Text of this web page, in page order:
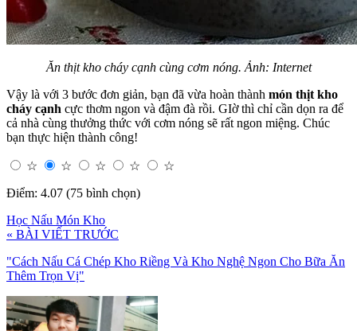
Ăn thịt kho cháy cạnh cùng cơm nóng. Ảnh: Internet
Vậy là với 3 bước đơn giản, bạn đã vừa hoàn thành món thịt kho
cháy cạnh cực thơm ngon và đậm đà rồi. GIờ thì chỉ cần dọn ra để
cả nhà cùng thưởng thức với cơm nóng sẽ rất ngon miệng. Chúc
bạn thực hiện thành công!
☆ ☆ ☆ ☆
☆
Điểm: 4.07 (75 bình chọn)
Học Nấu Món Kho
« BÀI VIẾT TRƯỚC
"Cách Nấu Cá Chép Kho Riềng Và Kho Nghệ Ngon Cho Bữa Ăn
Thêm Trọn Vị"